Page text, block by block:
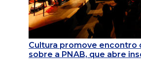
Cultura promove encontro
sobre a PNAB, que abre